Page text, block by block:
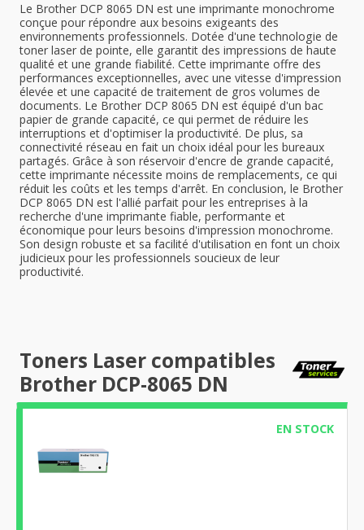
Le Brother DCP 8065 DN est une imprimante monochrome
conçue pour répondre aux besoins exigeants des
environnements professionnels. Dotée d'une technologie de
toner laser de pointe, elle garantit des impressions de haute
qualité et une grande fiabilité. Cette imprimante offre des
performances exceptionnelles, avec une vitesse d'impression
élevée et une capacité de traitement de gros volumes de
documents. Le Brother DCP 8065 DN est équipé d'un bac
papier de grande capacité, ce qui permet de réduire les
interruptions et d'optimiser la productivité. De plus, sa
connectivité réseau en fait un choix idéal pour les bureaux
partagés. Grâce à son réservoir d'encre de grande capacité,
cette imprimante nécessite moins de remplacements, ce qui
réduit les coûts et les temps d'arrêt. En conclusion, le Brother
DCP 8065 DN est l'allié parfait pour les entreprises à la
recherche d'une imprimante fiable, performante et
économique pour leurs besoins d'impression monochrome.
Son design robuste et sa facilité d'utilisation en font un choix
judicieux pour les professionnels soucieux de leur
productivité.
Toners Laser compatibles
Brother DCP-8065 DN
EN STOCK